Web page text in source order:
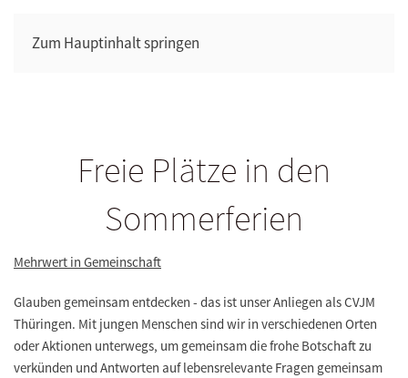
Zum Hauptinhalt springen
Freie Plätze in den
Sommerferien
Mehrwert in Gemeinschaft
Glauben gemeinsam entdecken - das ist unser Anliegen als CVJM
Thüringen. Mit jungen Menschen sind wir in verschiedenen Orten
oder Aktionen unterwegs, um gemeinsam die frohe Botschaft zu
verkünden und Antworten auf lebensrelevante Fragen gemeinsam